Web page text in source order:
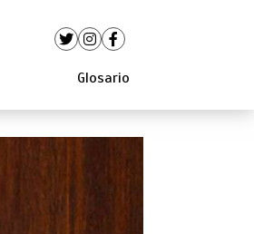
Glosario